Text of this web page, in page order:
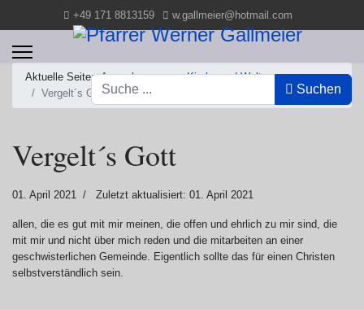
+49 171 8813159 w.gallmeier@hotmail.com
Suchen
Suchen
Aktuelle Seite:Anmerkungen zur Kirche und Welt
Vergelt´s Gott
Vergelt´s Gott
01. April 2021 Zuletzt aktualisiert: 01. April 2021
allen, die es gut mit mir meinen, die offen und ehrlich zu mir sind, die
mit mir und nicht über mich reden und die mitarbeiten an einer
geschwisterlichen Gemeinde. Eigentlich sollte das für einen Christen
selbstverständlich sein.